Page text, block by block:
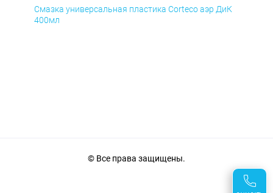
Смазка универсальная пластика Corteco аэр ДиК
400мл
© Все права защищены.